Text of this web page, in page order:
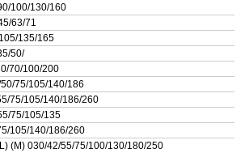
100/130/160
63/71
135/165
50/
70/100/200
75/105/140/186
75/105/140/186/260
75/105/135
105/140/186/260
(M) 030/42/55/75/100/130/180/250